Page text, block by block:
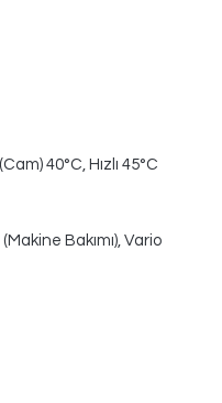
40°C, Hızlı 45°C
Bakımı), Vario